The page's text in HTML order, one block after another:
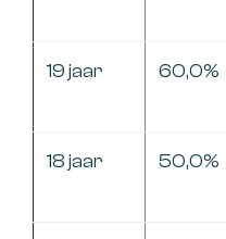
19 jaar 60,0%
18 jaar 50,0%